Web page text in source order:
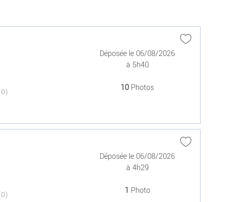
(0)
Déposée le 06/08/2026
à 5h40
10 Photos
(0)
Déposée le 06/08/2026
à 4h29
1 Photo